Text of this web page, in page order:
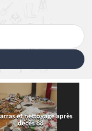
et nettoyage après
décès 88